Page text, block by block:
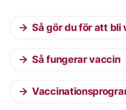
Så gör du för att bli
Så fungerar vaccin